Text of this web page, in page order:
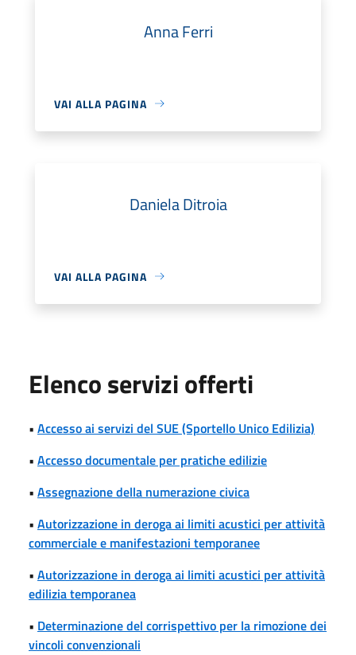
Anna Ferri
VAI ALLA PAGINA
Daniela Ditroia
VAI ALLA PAGINA
Elenco servizi offerti
• Accesso ai servizi del SUE (Sportello Unico Edilizia)
• Accesso documentale per pratiche edilizie
• Assegnazione della numerazione civica
• Autorizzazione in deroga ai limiti acustici per attività
commerciale e manifestazioni temporanee
• Autorizzazione in deroga ai limiti acustici per attività
edilizia temporanea
• Determinazione del corrispettivo per la rimozione dei
vincoli convenzionali